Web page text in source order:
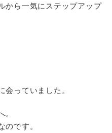
から一気にステップアップ
っていました。
です。